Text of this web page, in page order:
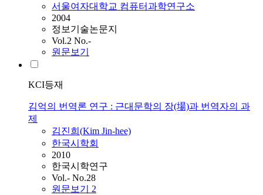
서울여자대학교 컴퓨터과학연구소
2004
정보기술논문지
Vol.2 No.-
원문보기
KCI등재
김억의 번역론 연구 : 근대문학의 장(場)과 번역자의 과
제
김진희(Kim Jin-hee)
한국시학회
2010
한국시학연구
Vol.- No.28
원문보기 2